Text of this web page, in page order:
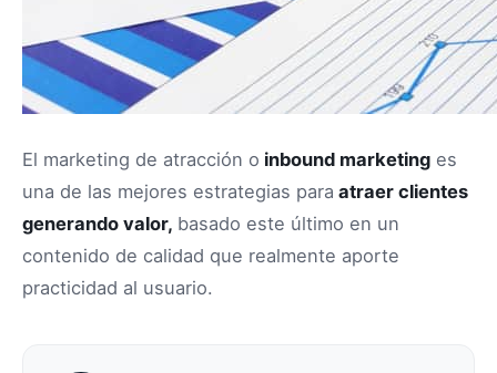
El marketing de atracción o inbound marketing es
una de las mejores estrategias para atraer clientes
generando valor, basado este último en un
contenido de calidad que realmente aporte
practicidad al usuario.